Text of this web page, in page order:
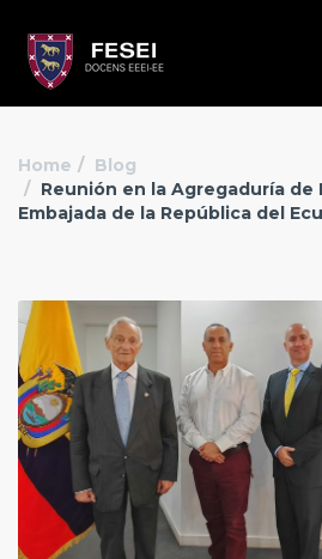
Home
Blog
Reunión en la Agregaduría de
Embajada de la República del